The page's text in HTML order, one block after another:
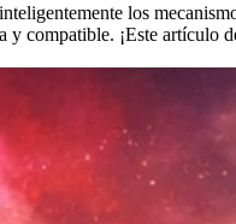
los
compatible. ¡Este artículo